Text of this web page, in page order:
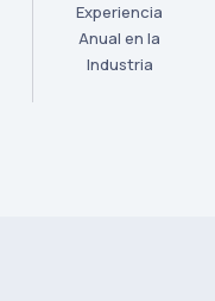
Experiencia
Anual en la
Industria